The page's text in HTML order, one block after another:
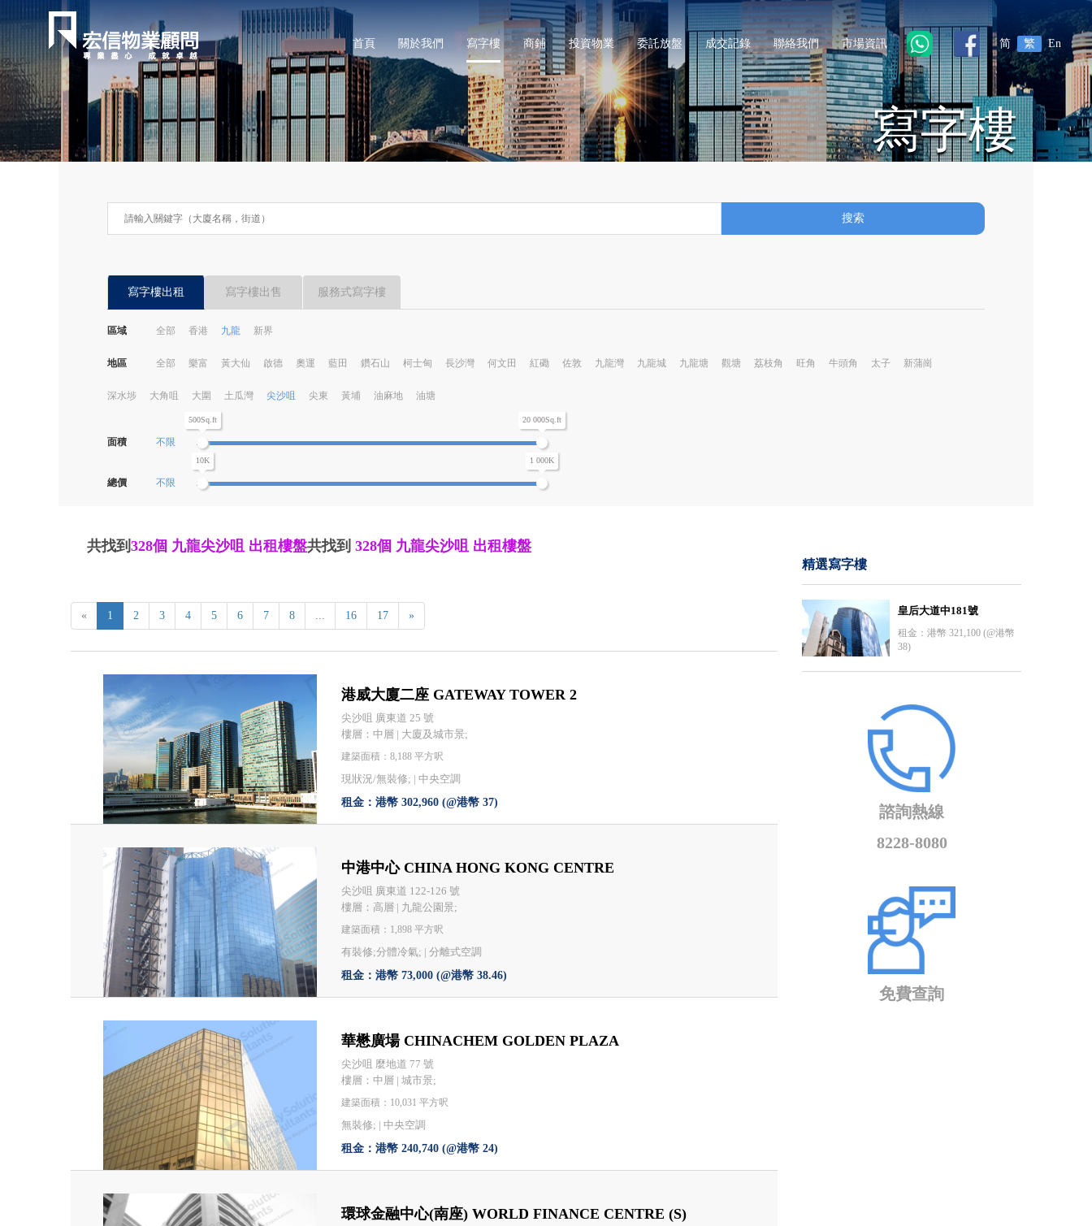
简 繁 En
首頁 關於我們 寫字樓 商鋪 投資物業 委託放盤 成交記錄 聯絡我們 市場資訊
寫字樓
搜索
寫字樓出租 寫字樓出售 服務式寫字樓
區域 全部 香港 九龍 新界
地區 全部 樂富 黃大仙 啟德 奧運 藍田 鑽石山 柯士甸 長沙灣 何文田 紅磡 佐敦 九龍灣 九龍城 九龍塘 觀塘 荔枝角 旺角 牛頭角 太子 新蒲崗
深水埗 大角咀 大圍 土瓜灣 尖沙咀 尖東 黃埔 油麻地 油塘
面積 不限
500Sq.ft 20 000Sq.ft
總價 不限
10K 1 000K
共找到 328個 九龍尖沙咀 出租樓盤共找到 328個 九龍尖沙咀 出租樓盤
« 1 2 3 4 5 6 7 8 ... 16 17 »
港威大廈二座 GATEWAY TOWER 2
尖沙咀 廣東道 25 號
樓層：中層 | 大廈及城市景;
建築面積：8,188 平方呎
現狀況/無裝修; |中央空調
租金：港幣 302,960 (@港幣 37)
中港中心 CHINA HONG KONG CENTRE
尖沙咀 廣東道 122-126 號
樓層：高層 | 九龍公園景;
建築面積：1,898 平方呎
有裝修;分體冷氣; |分離式空調
租金：港幣 73,000 (@港幣 38.46)
華懋廣場 CHINACHEM GOLDEN PLAZA
尖沙咀 麼地道 77 號
樓層：中層 | 城市景;
建築面積：10,031 平方呎
無裝修; |中央空調
租金：港幣 240,740 (@港幣 24)
環球金融中心(南座) WORLD FINANCE CENTRE (S)
精選寫字樓
皇后大道中181號
租金：港幣 321,100 (@港幣
38)
諮詢熱線
8228-8080
免費查詢